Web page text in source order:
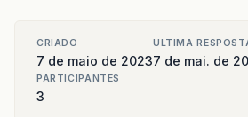
CRIADO
7 de maio de 2023
ULTIMA
7 de mai. de
PARTICIPANTES
3